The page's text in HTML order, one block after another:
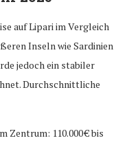
auf Lipari im Vergleich
Inseln wie Sardinien
jedoch ein stabiler
Durchschnittliche
Zentrum: 110.000 € bis